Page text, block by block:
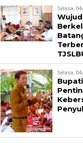
Selasa,
Selasa,